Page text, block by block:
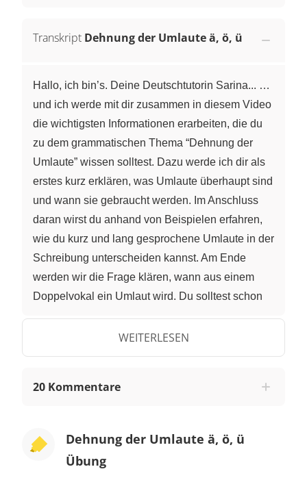
Transkript Dehnung der Umlaute ä, ö, ü
Hallo, ich bin’s. Deine Deutschtutorin Sarina... …
und ich werde mit dir zusammen in diesem Video
die wichtigsten Informationen erarbeiten, die du
zu dem grammatischen Thema “Dehnung der
Umlaute” wissen solltest. Dazu werde ich dir als
erstes kurz erklären, was Umlaute überhaupt sind
und wann sie gebraucht werden. Im Anschluss
daran wirst du anhand von Beispielen erfahren,
wie du kurz und lang gesprochene Umlaute in der
Schreibung unterscheiden kannst. Am Ende
werden wir die Frage klären, wann aus einem
Doppelvokal ein Umlaut wird. Du solltest schon
kennen, um den Erklärungen gut folgen zu
können. Unser Alphabet besteht aus 26
Konsonanten. Doch dann sind da noch das ä,
ebenfalls Bestandteil des Buchstabeninventars
des Deutschen sind. Diese nennt man Umlaute.
WEITERLESEN
20 Kommentare
Dehnung der Umlaute ä, ö, ü
Übung